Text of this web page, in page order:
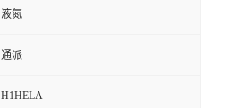
液氮
通派
H1HELA